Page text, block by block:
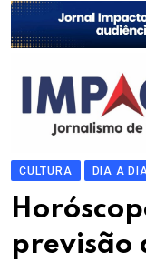
CULTURA DIA A
previsão